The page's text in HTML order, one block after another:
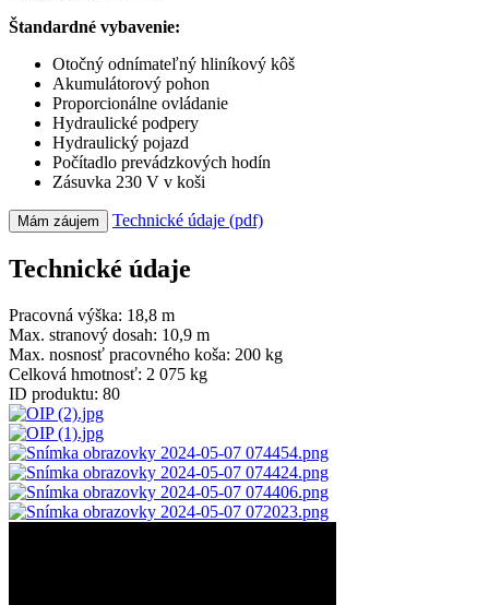
Štandardné vybavenie:
Otočný odnímateľný hliníkový kôš
Akumulátorový pohon
Proporcionálne ovládanie
Hydraulické podpery
Hydraulický pojazd
Počítadlo prevádzkových hodín
Zásuvka 230 V v koši
Mám záujem Technické údaje (pdf)
Technické údaje
Pracovná výška: 18,8 m
Max. stranový dosah: 10,9 m
Max. nosnosť pracovného koša: 200 kg
Celková hmotnosť: 2 075 kg
ID produktu: 80